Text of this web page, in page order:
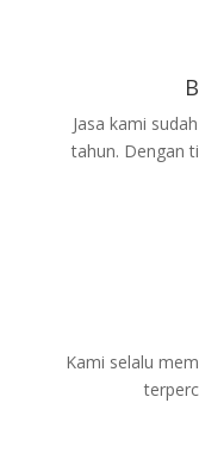
Jasa kami
tahun. Dengan
Kami selalu